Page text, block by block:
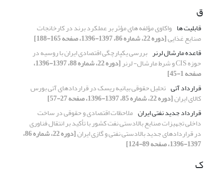
ق
قابلیت ها واکاوی مؤلفه های مؤثر بر عملکرد برند در کارخانجات
صنایع غذایی[دوره 22، شماره 86، 1397-1396، صفحه 165-188]
قاعده مارشال لرنر ‌بررسی یکپارچگی اقتصادی ایران با روسیه در
حوزه CIS و شرط مارشال- لرنر [دوره 22، شماره 88، 1397-1396،
صفحه 1-45]
قرارداد آتی تحلیل حقوقی بیانیه ریسک در قراردادهای آتی بورس
کالای ایران[دوره 22، شماره 85، 1397-1396، صفحه 27-57]
قرارداد جدید نفتی ایران ملاحظات اقتصادی و حقوقی در ساخت
داخلی تجهیزات صنایع بالادستی نفت کشور با تأکید بر انتقال فناوری
در قراردادهای جدید بالادستی نفتی و گازی ایران [دوره 22، شماره 86،
1397-1396، صفحه 89-124]
ک